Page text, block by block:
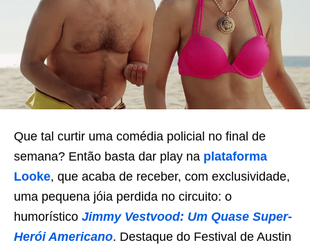
Que tal curtir uma comédia policial no final de
semana? Então basta dar play na plataforma
Looke, que acaba de receber, com exclusividade,
uma pequena jóia perdida no circuito: o
humorístico Jimmy Vestvood: Um Quase Super-
Herói Americano. Destaque do Festival de Austin